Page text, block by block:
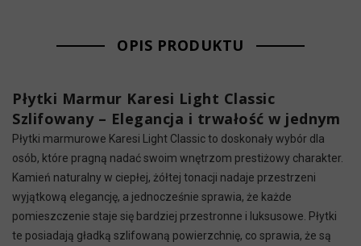
OPIS PRODUKTU
Płytki Marmur Karesi Light Classic
Szlifowany – Elegancja i trwałość w jednym
Płytki marmurowe Karesi Light Classic to doskonały wybór dla
osób, które pragną nadać swoim wnętrzom prestiżowy charakter.
Kamień naturalny w ciepłej, żółtej tonacji nadaje przestrzeni
wyjątkową elegancję, a jednocześnie sprawia, że każde
pomieszczenie staje się bardziej przestronne i luksusowe. Płytki
te posiadają gładką szlifowaną powierzchnię, co sprawia, że są